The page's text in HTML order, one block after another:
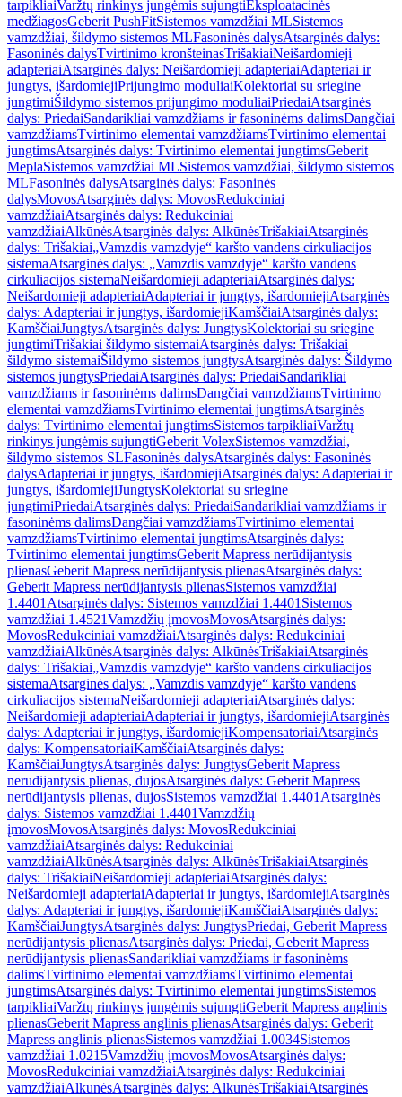
tarpikliaiVaržtų rinkinys jungėmis sujungtiEksploatacinės
medžiagosGeberit PushFitSistemos vamzdžiai MLSistemos
vamzdžiai, šildymo sistemos MLFasoninės dalysAtsarginės dalys:
Fasoninės dalysTvirtinimo kronšteinasTrišakiaiNeišardomieji
adapteriaiAtsarginės dalys: Neišardomieji adapteriaiAdapteriai ir
jungtys, išardomiejiPrijungimo moduliaiKolektoriai su sriegine
jungtimiŠildymo sistemos prijungimo moduliaiPriedaiAtsarginės
dalys: PriedaiSandarikliai vamzdžiams ir fasoninėms dalimsDangčiai
vamzdžiamsTvirtinimo elementai vamzdžiamsTvirtinimo elementai
jungtimsAtsarginės dalys: Tvirtinimo elementai jungtimsGeberit
MeplaSistemos vamzdžiai MLSistemos vamzdžiai, šildymo sistemos
MLFasoninės dalysAtsarginės dalys: Fasoninės
dalysMovosAtsarginės dalys: MovosRedukciniai
vamzdžiaiAtsarginės dalys: Redukciniai
vamzdžiaiAlkūnėsAtsarginės dalys: AlkūnėsTrišakiaiAtsarginės
dalys: Trišakiai„Vamzdis vamzdyje“ karšto vandens cirkuliacijos
sistemaAtsarginės dalys: „Vamzdis vamzdyje“ karšto vandens
cirkuliacijos sistemaNeišardomieji adapteriaiAtsarginės dalys:
Neišardomieji adapteriaiAdapteriai ir jungtys, išardomiejiAtsarginės
dalys: Adapteriai ir jungtys, išardomiejiKamščiaiAtsarginės dalys:
KamščiaiJungtysAtsarginės dalys: JungtysKolektoriai su sriegine
jungtimiTrišakiai šildymo sistemaiAtsarginės dalys: Trišakiai
šildymo sistemaiŠildymo sistemos jungtysAtsarginės dalys: Šildymo
sistemos jungtysPriedaiAtsarginės dalys: PriedaiSandarikliai
vamzdžiams ir fasoninėms dalimsDangčiai vamzdžiamsTvirtinimo
elementai vamzdžiamsTvirtinimo elementai jungtimsAtsarginės
dalys: Tvirtinimo elementai jungtimsSistemos tarpikliaiVaržtų
rinkinys jungėmis sujungtiGeberit VolexSistemos vamzdžiai,
šildymo sistemos SLFasoninės dalysAtsarginės dalys: Fasoninės
dalysAdapteriai ir jungtys, išardomiejiAtsarginės dalys: Adapteriai ir
jungtys, išardomiejiJungtysKolektoriai su sriegine
jungtimiPriedaiAtsarginės dalys: PriedaiSandarikliai vamzdžiams ir
fasoninėms dalimsDangčiai vamzdžiamsTvirtinimo elementai
vamzdžiamsTvirtinimo elementai jungtimsAtsarginės dalys:
Tvirtinimo elementai jungtimsGeberit Mapress nerūdijantysis
plienasGeberit Mapress nerūdijantysis plienasAtsarginės dalys:
Geberit Mapress nerūdijantysis plienasSistemos vamzdžiai
1.4401 Atsarginės dalys: Sistemos vamzdžiai 1.4401 Sistemos
vamzdžiai 1.4521Vamzdžių įmovosMovosAtsarginės dalys:
MovosRedukciniai vamzdžiaiAtsarginės dalys: Redukciniai
vamzdžiaiAlkūnėsAtsarginės dalys: AlkūnėsTrišakiaiAtsarginės
dalys: Trišakiai„Vamzdis vamzdyje“ karšto vandens cirkuliacijos
sistemaAtsarginės dalys: „Vamzdis vamzdyje“ karšto vandens
cirkuliacijos sistemaNeišardomieji adapteriaiAtsarginės dalys:
Neišardomieji adapteriaiAdapteriai ir jungtys, išardomiejiAtsarginės
dalys: Adapteriai ir jungtys, išardomiejiKompensatoriaiAtsarginės
dalys: KompensatoriaiKamščiaiAtsarginės dalys:
KamščiaiJungtysAtsarginės dalys: JungtysGeberit Mapress
nerūdijantysis plienas, dujosAtsarginės dalys: Geberit Mapress
nerūdijantysis plienas, dujosSistemos vamzdžiai 1.4401 Atsarginės
dalys: Sistemos vamzdžiai 1.4401Vamzdžių
įmovosMovosAtsarginės dalys: MovosRedukciniai
vamzdžiaiAtsarginės dalys: Redukciniai
vamzdžiaiAlkūnėsAtsarginės dalys: AlkūnėsTrišakiaiAtsarginės
dalys: TrišakiaiNeišardomieji adapteriaiAtsarginės dalys:
Neišardomieji adapteriaiAdapteriai ir jungtys, išardomiejiAtsarginės
dalys: Adapteriai ir jungtys, išardomiejiKamščiaiAtsarginės dalys:
KamščiaiJungtysAtsarginės dalys: JungtysPriedai, Geberit Mapress
nerūdijantysis plienasAtsarginės dalys: Priedai, Geberit Mapress
nerūdijantysis plienasSandarikliai vamzdžiams ir fasoninėms
dalimsTvirtinimo elementai vamzdžiamsTvirtinimo elementai
jungtimsAtsarginės dalys: Tvirtinimo elementai jungtimsSistemos
tarpikliaiVaržtų rinkinys jungėmis sujungtiGeberit Mapress anglinis
plienasGeberit Mapress anglinis plienasAtsarginės dalys: Geberit
Mapress anglinis plienasSistemos vamzdžiai 1.0034Sistemos
vamzdžiai 1.0215Vamzdžių įmovosMovosAtsarginės dalys:
MovosRedukciniai vamzdžiaiAtsarginės dalys: Redukciniai
vamzdžiaiAlkūnėsAtsarginės dalys: AlkūnėsTrišakiaiAtsarginės